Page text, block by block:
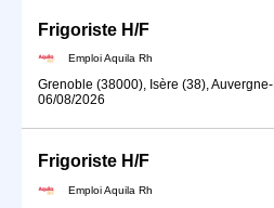
Frigoriste H/F
Emploi Aquila Rh
Grenoble (38000), Isère (38),
06/08/2026
Frigoriste H/F
Emploi Aquila Rh